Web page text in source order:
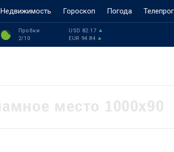
Недвижимость Гороскоп Погода
Пробки
2/10
USD 82.17
EUR 94.84